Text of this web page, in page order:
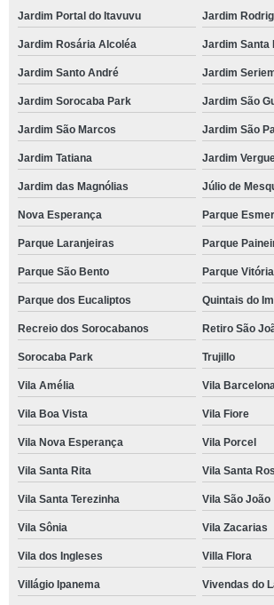
Jardim Portal do Itavuvu Jardim
Jardim Rosária Alcoléa Jardim Santa
Jardim Santo André Jardim
Jardim Sorocaba Park Jardim São
Jardim São Marcos Jardim São
Jardim Tatiana Jardim
Jardim das Magnólias Júlio de
Nova Esperança Parque
Parque Laranjeiras Parque
Parque São Bento Parque
Parque dos Eucaliptos Quintais do
Recreio dos Sorocabanos Retiro São
Sorocaba Park Trujillo
Vila Amélia Vila
Vila Boa Vista Vila Fiore
Vila Nova Esperança Vila Porcel
Vila Santa Rita Vila Santa
Vila Santa Terezinha Vila São João
Vila Sônia Vila Zacarias
Vila dos Ingleses Villa Flora
Villágio Ipanema Vivendas do